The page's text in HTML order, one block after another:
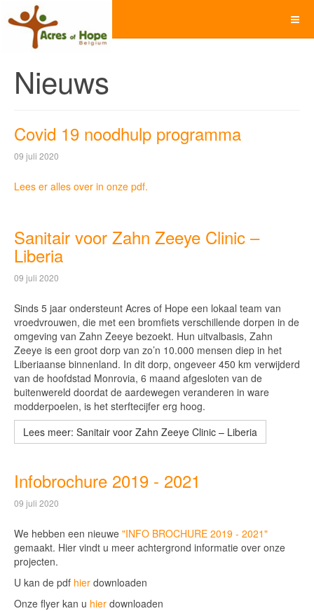
Nieuws
Covid 19 noodhulp programma
09 juli 2020
Lees er alles over in onze pdf.
Sanitair voor Zahn Zeeye Clinic –
Liberia
09 juli 2020
Sinds 5 jaar ondersteunt Acres of Hope een lokaal team van
vroedvrouwen, die met een bromfiets verschillende dorpen in de
omgeving van Zahn Zeeye bezoekt. Hun uitvalbasis, Zahn
Zeeye is een groot dorp van zo’n 10.000 mensen diep in het
Liberiaanse binnenland. In dit dorp, ongeveer 450 km verwijderd
van de hoofdstad Monrovia, 6 maand afgesloten van de
buitenwereld doordat de aardewegen veranderen in ware
modderpoelen, is het sterftecijfer erg hoog.
Lees meer: Sanitair voor Zahn Zeeye Clinic – Liberia
Infobrochure 2019 - 2021
09 juli 2020
We hebben een nieuwe "INFO BROCHURE 2019 - 2021"
gemaakt. Hier vindt u meer achtergrond informatie over onze
projecten.
U kan de pdf hier downloaden
Onze flyer kan u hier downloaden